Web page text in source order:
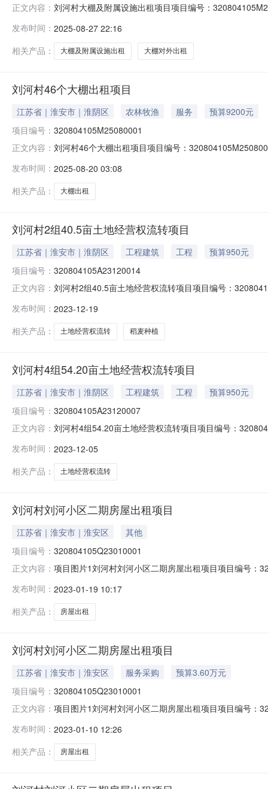
正文内容： 刘河村大棚及附属设施出租项目项目编号：
于蔬菜种植农业生产活动。8个大棚占地面积约8.26亩，
发布时间： 2025-08-27 22:16
相关产品：
大棚及附属设施出租 大棚对外出租
刘河村46个大棚出租项目
江苏省｜淮安市｜淮阴区 农林牧渔 服务
预算9200元
项目编号： 320804105M25080001
正文内容： 刘河村46个大棚出租项目项目编号：
生产活动。大棚占地面积约61亩，四址：东至：二组排
发布时间： 2025-08-20 03:08
相关产品：
大棚出租
刘河村2组40.5亩土地经营权流转项目
江苏省｜淮安市｜淮阴区 工程建筑 工程
预算950元
项目编号： 320804105A23120014
正文内容： 刘河村2组40.5亩土地经营权流转项目项目编号：
登记日期2023-12-19是否续租否资产类型--交易面积
发布时间： 2023-12-19
相关产品：
土地经营权流转 稻麦种植
刘河村4组54.20亩土地经营权流转项目
江苏省｜淮安市｜淮阴区 工程建筑 工程
预算950元
项目编号： 320804105A23120007
正文内容： 刘河村4组54.20亩土地经营权流转项目项目编号：
登记日期2023-12-05是否续租否资产类型--交易面积
发布时间： 2023-12-05
相关产品：
土地经营权流转
刘河村刘河小区二期房屋出租项目
江苏省｜淮安市｜淮安区
其他
项目编号： 320804105Q23010001
正文内容： 项目图片1刘河村刘河小区二期房屋出租项目项目编号：
二期3903号房屋，房屋总建筑面积约64平方米。现为了
12
发布时间： 2023-01-19 10:17
相关产品：
房屋出租
刘河村刘河小区二期房屋出租项目
江苏省｜淮安市｜淮安区 服务采购
预算3.60万元
项目编号： 320804105Q23010001
正文内容： 项目图片1刘河村刘河小区二期房屋出租项目项目编号
10产权信息乡镇（街道）:淮高镇村（社区）:刘河村组
发布时间： 2023-01-10 12:26
相关产品：
房屋出租